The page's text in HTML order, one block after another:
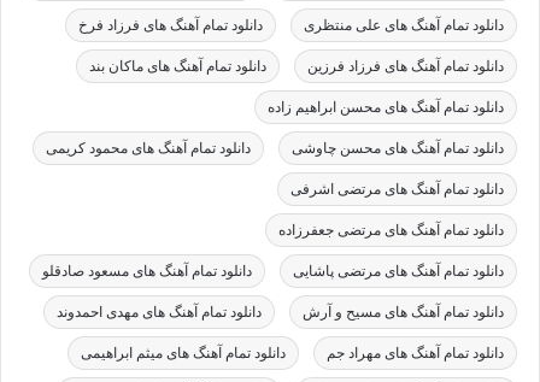
دانلود تمام آهنگ های علی منتظری دانلود تمام آهنگ های فرزاد فرخ
دانلود تمام آهنگ های فرزاد فرزین دانلود تمام آهنگ های ماکان بند
دانلود تمام آهنگ های محسن ابراهیم زاده
دانلود تمام آهنگ های محسن چاوشی دانلود تمام آهنگ های محمود کریمی
دانلود تمام آهنگ های مرتضی اشرفی
دانلود تمام آهنگ های مرتضی جعفرزاده
دانلود تمام آهنگ های مرتضی پاشایی دانلود تمام آهنگ های مسعود صادقلو
دانلود تمام آهنگ های مسیح و آرش دانلود تمام آهنگ های مهدی احمدوند
دانلود تمام آهنگ های مهراد جم دانلود تمام آهنگ های میثم ابراهیمی